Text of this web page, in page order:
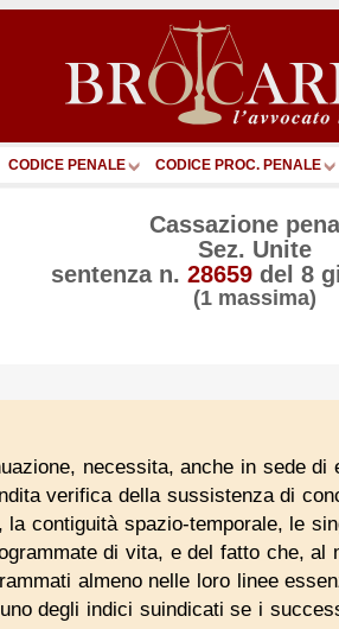
CODICE PENALE CODICE PROC. PENALE
Cassazione
Sez. Unite
sentenza n. 28659 del 8
(1 massima)
necessita, anche in sede
verifica della sussistenza di
contiguità spazio-temporale, le
di vita, e del fatto che, al
almeno nelle loro linee
degli indici suindicati se i